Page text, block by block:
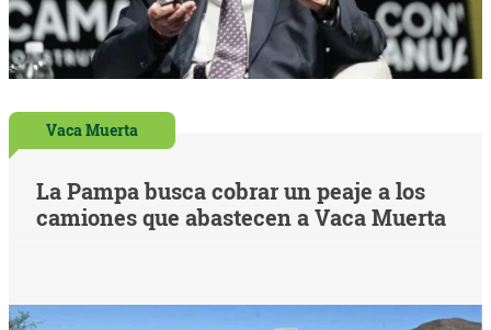
Vaca Muerta
La Pampa busca cobrar un peaje a los
camiones que abastecen a Vaca Muerta